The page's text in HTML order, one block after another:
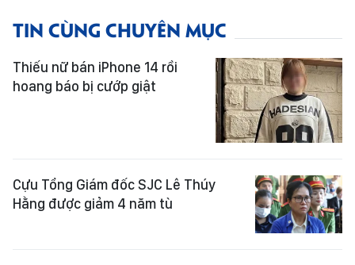
TIN CÙNG CHUYÊN MỤC
Thiếu nữ bán iPhone 14 rồi
hoang báo bị cướp giật
Cựu Tổng Giám đốc SJC Lê Thúy
Hằng được giảm 4 năm tù